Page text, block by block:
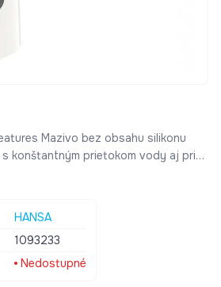
Mazivo bez obsahu silikonu
konštantným prietokom vody aj pri
Pripojenie Flexibilné
na studenú alebo vopred
Indikátor nízkej kapacity napájacej
ventil (-y), Filter, filtre na
3S - inštalačný systém pre
HANSA
1093233
Nedostupné